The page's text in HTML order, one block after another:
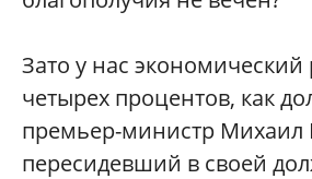
Зато у нас экономический
четырех процентов, как
премьер-министр
пересидевший в своей